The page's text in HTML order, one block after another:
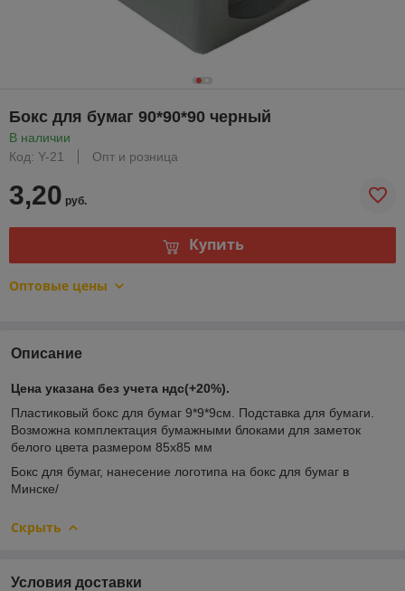
Бокс для бумаг 90*90*90 черный
В наличии
Код: Y-21
Опт и розница
3,20 руб.
Купить
Оптовые цены
Описание
Цена указана без учета ндс(+20%).
Пластиковый бокс для бумаг 9*9*9см. Подставка для бумаги.
Возможна комплектация бумажными блоками для заметок
белого цвета размером 85x85 мм
Бокс для бумаг, нанесение логотипа на бокс для бумаг в
Минске/
Скрыть
Условия доставки